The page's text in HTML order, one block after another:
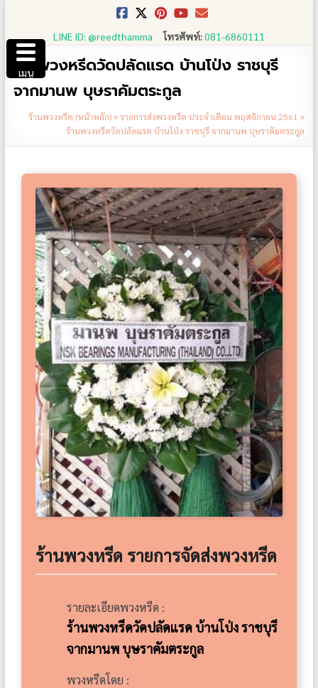
content
LINE ID: @reedthamma โทรศัพท์:081-6860111
ร้านพวงหรีดวัดปลัดแรด บ้านโป่ง ราชบุรี
จากมานพ บุษราคัมตระกูล
ร้านพวงหรีด (หน้าหลัก)»รายการส่งพวงหรีด ประจำเดือน พฤศจิกายน 2561 »
ร้านพวงหรีดวัดปลัดแรด บ้านโป่ง ราชบุรี จากมานพ บุษราคัมตระกูล
ร้านพวงหรีด รายการจัดส่งพวงหรีด
รายละเอียดพวงหรีด :
ร้านพวงหรีดวัดปลัดแรด บ้านโป่ง ราชบุรี
จากมานพ บุษราคัมตระกูล
พวงหรีดโดย :
เมนู